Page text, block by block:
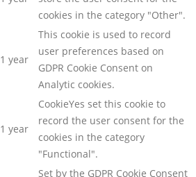
cookies in the category "Other".
1 year
This cookie is used to record
user preferences based on
GDPR Cookie Consent on
Analytic cookies.
1 year
CookieYes set this cookie to
record the user consent for the
cookies in the category
"Functional".
Set by the GDPR Cookie Consent